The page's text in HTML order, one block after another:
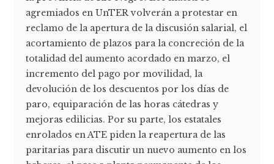
agremiados en UnTER volverán a protestar en
reclamo de la apertura de la discusión salarial, el
acortamiento de plazos para la concreción de la
totalidad del aumento acordado en marzo, el
incremento del pago por movilidad, la
devolución de los descuentos por los días de
paro, equiparación de las horas cátedras y
mejoras edilicias. Por su parte, los estatales
enrolados en ATE piden la reapertura de las
paritarias para discutir un nuevo aumento en los